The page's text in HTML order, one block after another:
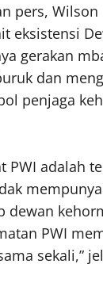
pers, Wilson
eksistensi
gerakan
dan
penjaga
PWI adalah
dewan
PWI
sekali,”